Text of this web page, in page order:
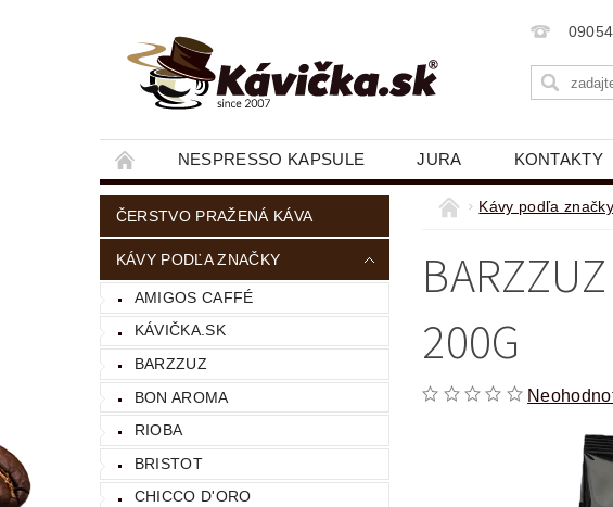
NESPRESSO KAPSULE JURA KONTAKTY
ČERSTVO PRAŽENÁ KÁVA
KÁVY PODĽA ZNAČKY
AMIGOS CAFFÉ
KÁVIČKA.SK
BARZZUZ
BON AROMA
RIOBA
BRISTOT
CHICCO D'ORO
Kávy podľa značky
200G